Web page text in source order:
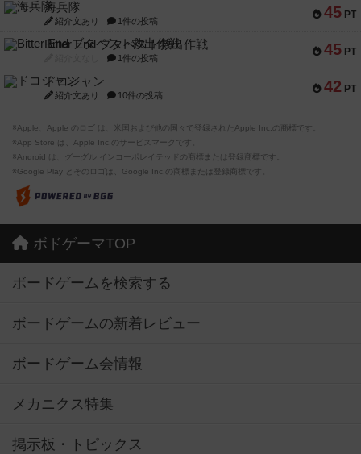
45 PT
海兵隊
紹介文あり 1件の投稿
45 PT
Bitter End ブタペスト救出作戦
1件の投稿
42 PT
ドコジャン
紹介文あり 10件の投稿
※Apple、Apple のロゴ は、米国および他の国々で登録されたApple Inc.の商標です。
※App Store は、Apple Inc.のサービスマークです。
※Android は、グーグル インコーポレイテッドの商標または登録商標です。
※Google Play とそのロゴは、Google Inc.の商標または登録商標です。
ボドゲーマTOP
ボードゲームを検索する
ボードゲームの新着レビュー
ボードゲーム会情報
メカニクス特集
掲示板・トピックス